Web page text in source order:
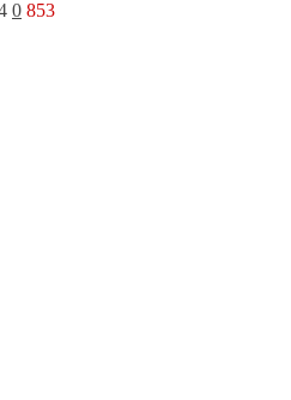
0 853